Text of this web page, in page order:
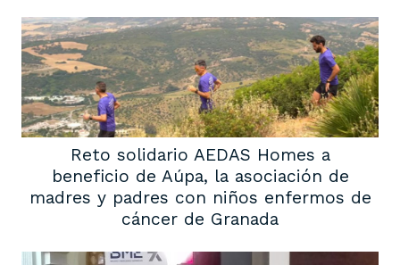
Reto solidario AEDAS Homes a
beneficio de Aúpa, la asociación de
madres y padres con niños enfermos de
cáncer de Granada